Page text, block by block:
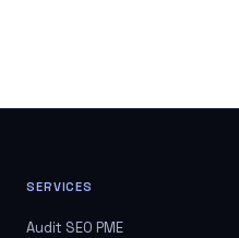
SERVICES
Audit SEO PME